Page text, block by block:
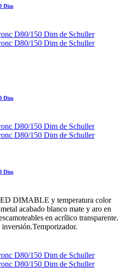
Dim
Dim
Dim
DIMABLE y temperatura color
acabado blanco mate y aro en
en acrílico transparente.